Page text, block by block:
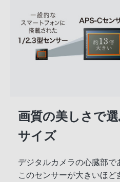
画質の美しさで
サイズ
デジタルカメラの心臓部で
このセンサーが大きいほど